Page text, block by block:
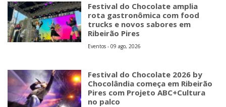
Festival do Chocolate amplia
rota gastronômica com food
trucks e novos sabores em
Ribeirão Pires
Eventos - 09 ago, 2026
Festival do Chocolate 2026 by
Chocolândia começa em Ribeirão
Pires com Projeto ABC+Cultura
no palco